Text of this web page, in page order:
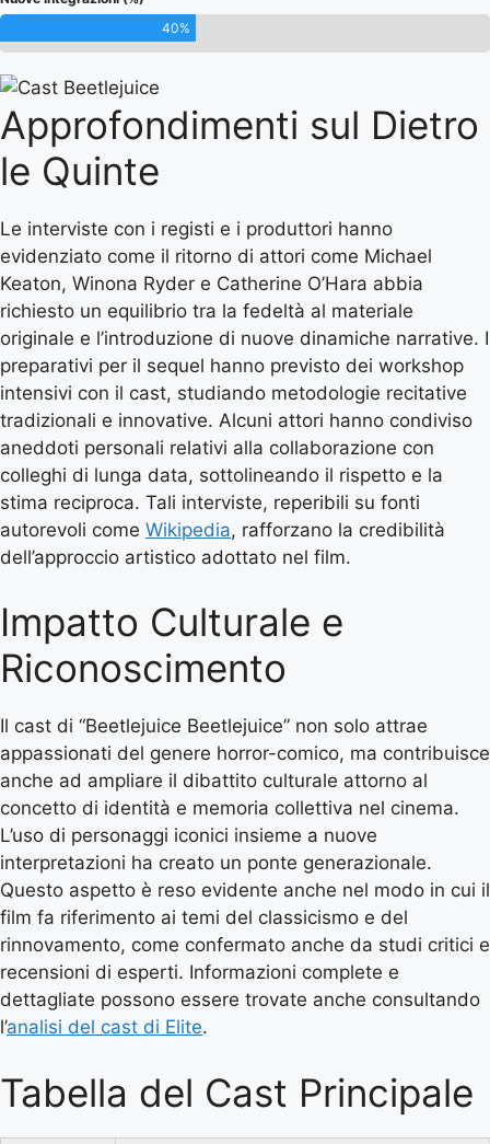
40%
Approfondimenti sul Dietro
le Quinte
Le interviste con i registi e i produttori hanno
evidenziato come il ritorno di attori come Michael
Keaton, Winona Ryder e Catherine O’Hara abbia
richiesto un equilibrio tra la fedeltà al materiale
originale e l’introduzione di nuove dinamiche narrative. I
preparativi per il sequel hanno previsto dei workshop
intensivi con il cast, studiando metodologie recitative
tradizionali e innovative. Alcuni attori hanno condiviso
aneddoti personali relativi alla collaborazione con
colleghi di lunga data, sottolineando il rispetto e la
stima reciproca. Tali interviste, reperibili su fonti
autorevoli come Wikipedia, rafforzano la credibilità
dell’approccio artistico adottato nel film.
Impatto Culturale e
Riconoscimento
Il cast di “Beetlejuice Beetlejuice” non solo attrae
appassionati del genere horror-comico, ma contribuisce
anche ad ampliare il dibattito culturale attorno al
concetto di identità e memoria collettiva nel cinema.
L’uso di personaggi iconici insieme a nuove
interpretazioni ha creato un ponte generazionale.
Questo aspetto è reso evidente anche nel modo in cui il
film fa riferimento ai temi del classicismo e del
rinnovamento, come confermato anche da studi critici e
recensioni di esperti. Informazioni complete e
dettagliate possono essere trovate anche consultando
l’analisi del cast di Elite.
Tabella del Cast Principale